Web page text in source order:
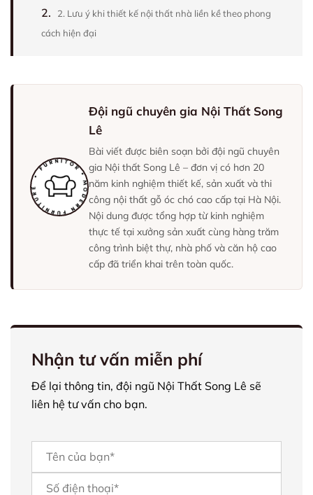
2.
2. Lưu ý khi thiết kế nội thất nhà liền kề theo phong
cách hiện đại
Đội ngũ chuyên gia Nội Thất Song
Lê
Bài viết được biên soạn bởi đội ngũ chuyên
gia Nội thất Song Lê – đơn vị có hơn 20
năm kinh nghiệm thiết kế, sản xuất và thi
công nội thất gỗ óc chó cao cấp tại Hà Nội.
Nội dung được tổng hợp từ kinh nghiệm
thực tế tại xưởng sản xuất cùng hàng trăm
công trình biệt thự, nhà phố và căn hộ cao
cấp đã triển khai trên toàn quốc.
Nhận tư vấn miễn phí
Để lại thông tin, đội ngũ Nội Thất Song Lê sẽ
liên hệ tư vấn cho bạn.